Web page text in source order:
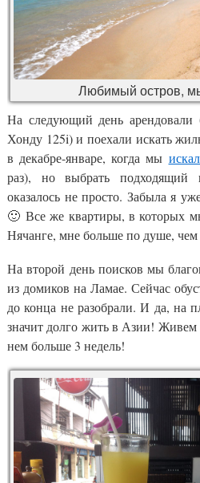
Любимый остров,
На следующий день арендовали
Хонду 125i) и поехали искать
в декабре-январе, когда мы
раз), но выбрать
оказалось не просто. Забыла я
🙂 Все же квартиры, в которых
Нячанге, мне больше по душе,
На второй день поисков мы
из домиков на Ламае. Сейчас
до конца не разобрали. И да, на
значит долго жить в Азии! Живем
нем больше 3 недель!